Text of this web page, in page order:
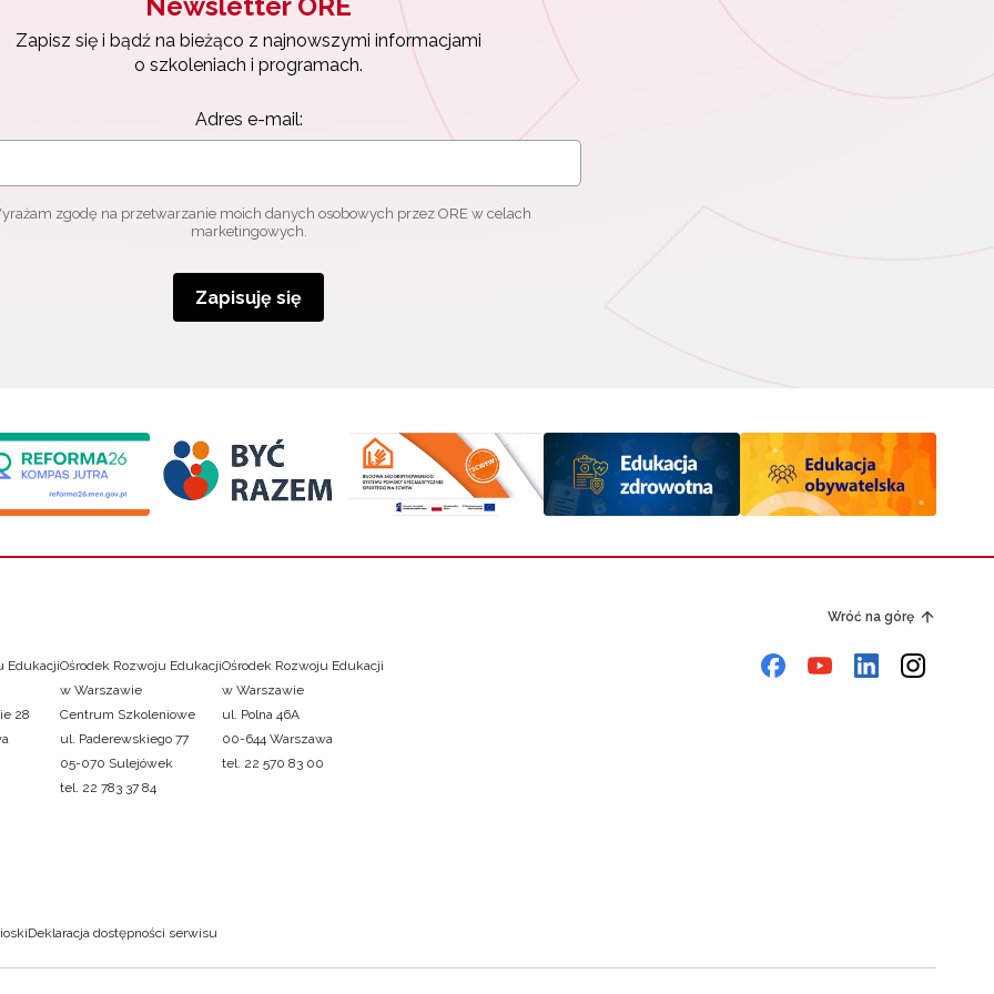
Newsletter ORE
Zapisz się i bądź na bieżąco z najnowszymi informacjami
o szkoleniach i programach.
Adres e-mail:
zgodę na przetwarzanie moich danych osobowych przez ORE w celach
marketingowych.
Zapisuję się
Wróć na górę
Edukacji
28
Ośrodek Rozwoju Edukacji
w Warszawie
Centrum Szkoleniowe
ul. Paderewskiego 77
05-070 Sulejówek
tel. 22 783 37 84
Ośrodek Rozwoju Edukacji
w Warszawie
ul. Polna 46A
00-644 Warszawa
tel. 22 570 83 00
Deklaracja dostępności serwisu